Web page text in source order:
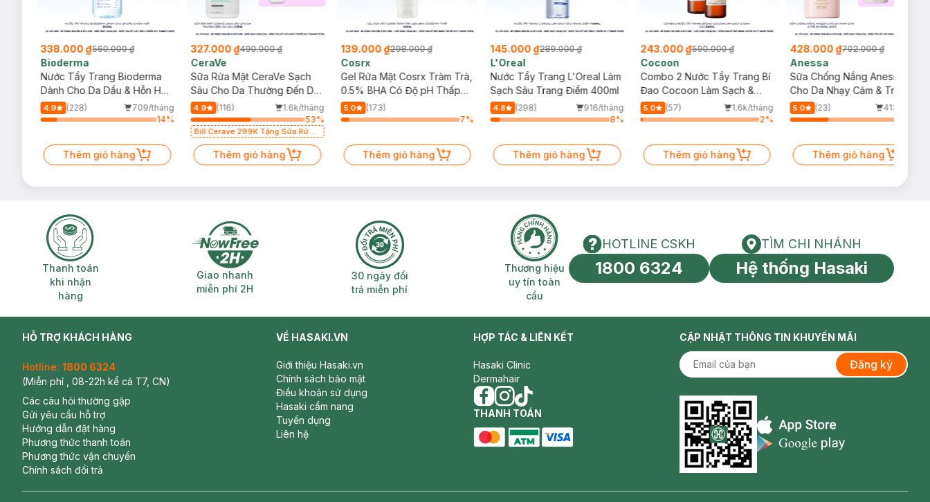
338.000 ₫560.000 ₫
Bioderma
Nước Tẩy Trang Bioderma
Dành Cho Da Dầu & Hỗn Hợp
500ml
4.9 (228)
709/tháng
14%
Thêm giỏ hàng
327.000 ₫490.000 ₫
CeraVe
Sữa Rửa Mặt CeraVe Sạch
Sâu Cho Da Thường Đến Da
Dầu 473ml
4.9 (116)
1.6k/tháng
53%
Bill Cerave 299K Tặng Sữa Rửa
Thêm giỏ hàng
139.000 ₫298.000 ₫
Cosrx
Gel Rửa Mặt Cosrx Tràm Trà,
0.5% BHA Có Độ pH Thấp
150ml
5.0
(173)
7%
Thêm giỏ hàng
145.000 ₫289.000 ₫
L'Oreal
Nước Tẩy Trang L'Oreal Làm
Sạch Sâu Trang Điểm 400ml
4.8 (298)
916/tháng
8%
Thêm giỏ hàng
243.000 ₫590.000 ₫
Cocoon
Combo 2 Nước Tẩy Trang Bí
Đao Cocoon Làm Sạch &
Giảm Dầu 500ml
5.0 (57)
1.6k/tháng
2%
Thêm giỏ hàng
428.000 ₫702.000 ₫
Anessa
Sữa Chống Nắng Anessa
Cho Da Nhạy Cảm & Trẻ Em
60ml (Mới)
5.0 (23)
413/tháng
Thêm giỏ hàng
Thanh toán khi nhận hàng
Thanh toán
khi nhận
hàng
Giao nhanh miễn phí 2H
Giao nhanh
miễn phí 2H
30 ngày đổi trả miễn phí
30 ngày đổi
trả miễn phí
Thương hiệu uy tín toàn cầu
Thương hiệu
uy tín toàn
cầu
HOTLINE CSKH
HOTLINE CSKH
1800 6324
Tìm chi nhánh
TÌM CHI NHÁNH
Hệ thống Hasaki
HỖ TRỢ KHÁCH HÀNG
Hotline: 1800 6324
(Miễn phí , 08-22h kể cả T7, CN)
Các câu hỏi thường gặp
Gửi yêu cầu hỗ trợ
Hướng dẫn đặt hàng
Phương thức thanh toán
Phương thức vận chuyển
Chính sách đổi trả
VỀ HASAKI.VN
Giới thiệu Hasaki.vn
Chính sách bảo mật
Điều khoản sử dụng
Hasaki cẩm nang
Tuyển dụng
Liên hệ
HỢP TÁC & LIÊN KẾT
Hasaki Clinic
Dermahair
facebook
instagram
tiktok
THANH TOÁN
CẬP NHẬT THÔNG TIN KHUYẾN MÃI
Đăng ký
Appstore icon